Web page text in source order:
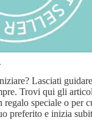
Lasciati
Trovi qui gli
regalo speciale o per
preferito e inizia